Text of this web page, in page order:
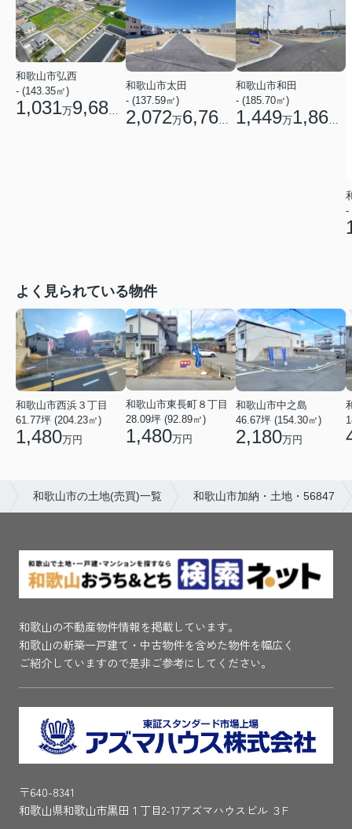
和歌山市弘西
- (143.35㎡)
1,031万9,680 円
和歌山市太田
- (137.59㎡)
2,072万6,760 円
和歌山市和田
- (185.70㎡)
1,449万1,860
-
よく見られている物件
和歌山市西浜３丁目
61.77坪 (204.23㎡)
1,480万円
和歌山市東長町８丁目
28.09坪 (92.89㎡)
1,480万円
和歌山市中之島
46.67坪 (154.30㎡)
2,180万円
和歌山市の土地(売買)一覧 和歌山市加納・土地・56847
和歌山の不動産物件情報を掲載しています。
和歌山の新築一戸建て・中古物件を含めた物件を幅広く
ご紹介していますので是非ご参考にしてください。
〒640-8341
和歌山県和歌山市黒田１丁目2-17アズマハウスビル ３F